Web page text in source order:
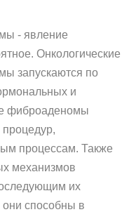
- явление
Онкологические
запускаются по
и
фиброаденомы
процессам. Также
механизмов
их
они способны в